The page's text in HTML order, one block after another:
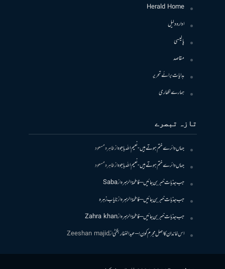
Herald Home
ادارہ دلیل
پالیسی
مقاصد
ہدایات برائے تحریر
ہمارے لکھاری
تازہ تبصرے
جہاں دائرے ختم ہوتے ہیں- نعیم اللہ باجوہازطاہرہ مسعود
جہاں دائرے ختم ہوتے ہیں- نعیم اللہ باجوہازطاہرہ مسعود
جب جذبات خبر بن جائیں – فاطمۃالزہرہازSaba
جب جذبات خبر بن جائیں – فاطمۃالزہرہازنایاب زہرہ
جب جذبات خبر بن جائیں – فاطمۃالزہرہازZahra khan
اس خاندان کا اصل مجرم کون! – عبدالغفار بگٹیازZeeshan majid